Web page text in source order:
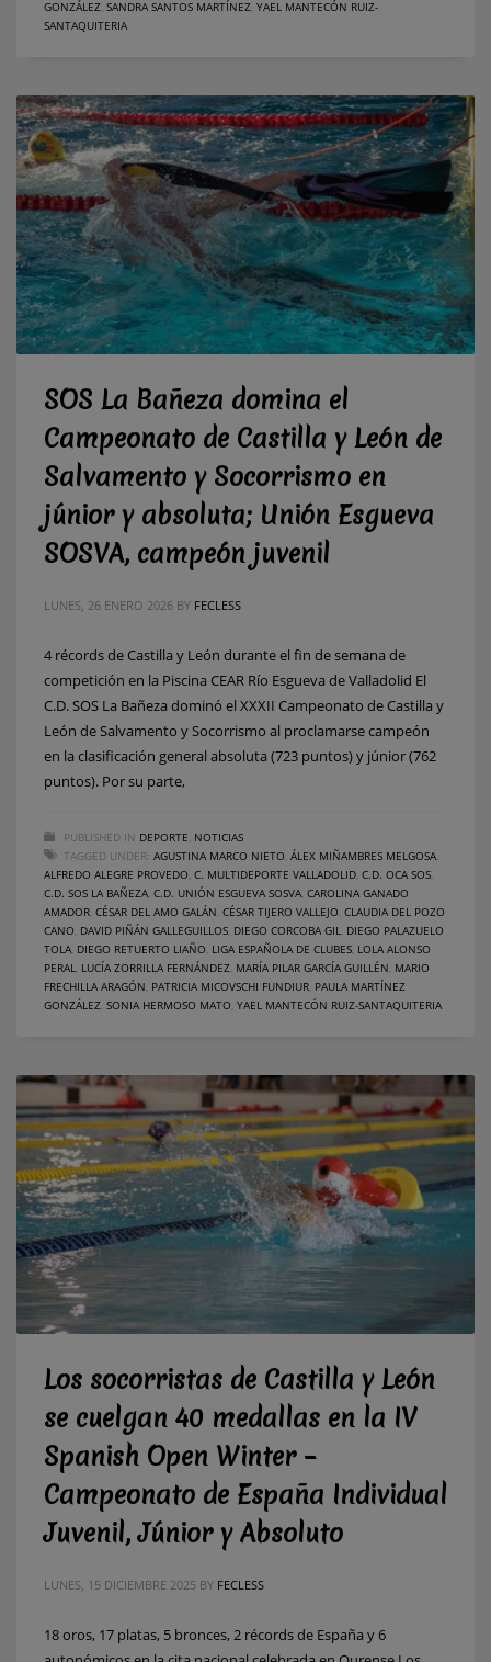
GONZÁLEZ SANDRA SANTOS MARTÍNEZ YAEL MANTECÓN RUIZ-
SANTAQUITERIA
SOS La Bañeza domina el
Campeonato de Castilla y León de
Salvamento y Socorrismo en
júnior y absoluta; Unión Esgueva
SOSVA, campeón juvenil
LUNES, 26 ENERO 2026 BY FECLESS
4 récords de Castilla y León durante el fin de semana de
competición en la Piscina CEAR Río Esgueva de Valladolid El
C.D. SOS La Bañeza dominó el XXXII Campeonato de Castilla y
León de Salvamento y Socorrismo al proclamarse campeón
en la clasificación general absoluta (723 puntos) y júnior (762
puntos). Por su parte,
PUBLISHED IN DEPORTE NOTICIAS
TAGGED UNDER: AGUSTINA MARCO NIETO ÁLEX MIÑAMBRES MELGOSA
ALFREDO ALEGRE PROVEDO C. MULTIDEPORTE VALLADOLID C.D. OCA SOS
C.D. SOS LA BAÑEZA C.D. UNIÓN ESGUEVA SOSVA CAROLINA GANADO
AMADOR CÉSAR DEL AMO GALÁN CÉSAR TIJERO VALLEJO CLAUDIA DEL POZO
CANO DAVID PIÑÁN GALLEGUILLOS DIEGO CORCOBA GIL
DIEGO PALAZUELO
TOLA DIEGO RETUERTO LIAÑO LIGA ESPAÑOLA DE CLUBES LOLA ALONSO
PERAL
LUCÍA ZORRILLA FERNÁNDEZ MARÍA PILAR GARCÍA GUILLÉN MARIO
FRECHILLA ARAGÓN PATRICIA MICOVSCHI FUNDIUR PAULA MARTÍNEZ
GONZÁLEZ SONIA HERMOSO MATO YAEL MANTECÓN RUIZ-SANTAQUITERIA
Los socorristas de Castilla y León
se cuelgan 40 medallas en la IV
Spanish Open Winter –
Campeonato de España Individual
Juvenil, Júnior y Absoluto
LUNES, 15 DICIEMBRE 2025 BY FECLESS
18 oros, 17 platas, 5 bronces, 2 récords de España y 6